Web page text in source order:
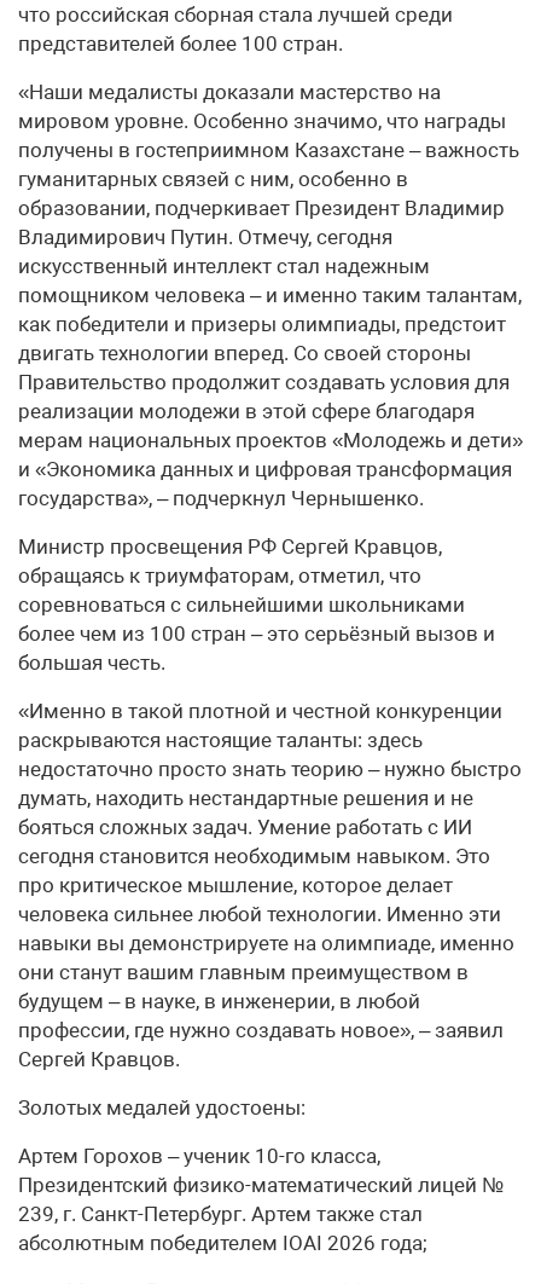
что российская сборная стала лучшей среди
представителей более 100 стран.
«Наши медалисты доказали мастерство на
мировом уровне. Особенно значимо, что награды
получены в гостеприимном Казахстане – важность
гуманитарных связей с ним, особенно в
образовании, подчеркивает Президент Владимир
Владимирович Путин. Отмечу, сегодня
искусственный интеллект стал надежным
помощником человека – и именно таким талантам,
как победители и призеры олимпиады, предстоит
двигать технологии вперед. Со своей стороны
Правительство продолжит создавать условия для
реализации молодежи в этой сфере благодаря
мерам национальных проектов «Молодежь и дети»
и «Экономика данных и цифровая трансформация
государства», – подчеркнул Чернышенко.
Министр просвещения РФ Сергей Кравцов,
обращаясь к триумфаторам, отметил, что
соревноваться с сильнейшими школьниками
более чем из 100 стран – это серьёзный вызов и
большая честь.
«Именно в такой плотной и честной конкуренции
раскрываются настоящие таланты: здесь
недостаточно просто знать теорию – нужно быстро
думать, находить нестандартные решения и не
бояться сложных задач. Умение работать с ИИ
сегодня становится необходимым навыком. Это
про критическое мышление, которое делает
человека сильнее любой технологии. Именно эти
навыки вы демонстрируете на олимпиаде, именно
они станут вашим главным преимуществом в
будущем – в науке, в инженерии, в любой
профессии, где нужно создавать новое», – заявил
Сергей Кравцов.
Золотых медалей удостоены:
Артем Горохов – ученик 10-го класса,
Президентский физико-математический лицей №
239, г. Санкт-Петербург. Артем также стал
абсолютным победителем IOAI 2026 года;